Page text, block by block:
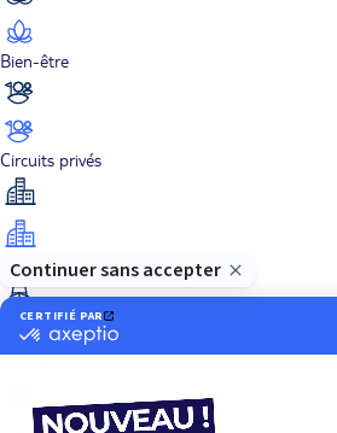
Bien-être
Circuits privés
City Trips